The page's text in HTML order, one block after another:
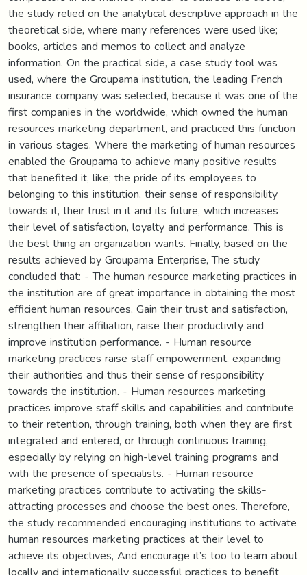
the study relied on the analytical descriptive approach in the
theoretical side, where many references were used like;
books, articles and memos to collect and analyze
information. On the practical side, a case study tool was
used, where the Groupama institution, the leading French
insurance company was selected, because it was one of the
first companies in the worldwide, which owned the human
resources marketing department, and practiced this function
in various stages. Where the marketing of human resources
enabled the Groupama to achieve many positive results
that benefited it, like; the pride of its employees to
belonging to this institution, their sense of responsibility
towards it, their trust in it and its future, which increases
their level of satisfaction, loyalty and performance. This is
the best thing an organization wants. Finally, based on the
results achieved by Groupama Enterprise, The study
concluded that: - The human resource marketing practices in
the institution are of great importance in obtaining the most
efficient human resources, Gain their trust and satisfaction,
strengthen their affiliation, raise their productivity and
improve institution performance. - Human resource
marketing practices raise staff empowerment, expanding
their authorities and thus their sense of responsibility
towards the institution. - Human resources marketing
practices improve staff skills and capabilities and contribute
to their retention, through training, both when they are first
integrated and entered, or through continuous training,
especially by relying on high-level training programs and
with the presence of specialists. - Human resource
marketing practices contribute to activating the skills-
attracting processes and choose the best ones. Therefore,
the study recommended encouraging institutions to activate
human resources marketing practices at their level to
achieve its objectives, And encourage it’s too to learn about